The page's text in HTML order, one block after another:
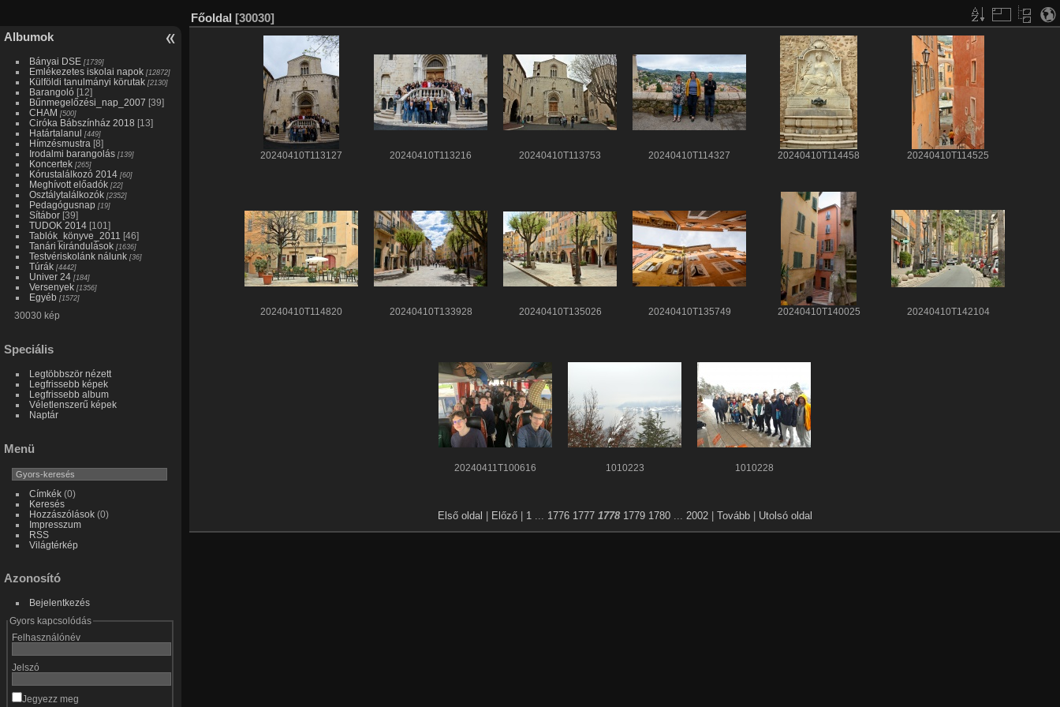
Albumok
Bányai DSE [1739]
Emlékezetes iskolai napok [12872]
Külföldi tanulmányi körutak [2130]
Barangoló [12]
Bűnmegelőzési_nap_2007 [39]
CHAM [500]
Ciróka Bábszínház 2018 [13]
Határtalanul [449]
Hímzésmustra [8]
Irodalmi barangolás [139]
Koncertek [265]
Kórustalálkozó 2014 [60]
Meghívott előadók [22]
Osztálytalálkozók [2352]
Pedagógusnap [19]
Sítábor [39]
TUDOK 2014 [101]
Tablók_könyve_2011 [46]
Tanári kirándulások [1636]
Testvériskolánk nálunk [36]
Túrák [4442]
Univer 24 [184]
Versenyek [1356]
Egyéb [1572]
30030 kép
Speciális
Legtöbbször nézett
Legfrissebb képek
Legfrissebb album
Véletlenszerű képek
Naptár
Menü
Címkék(0)
Keresés
Hozzászólások(0)
Impresszum
RSS
Világtérkép
Azonosító
Bejelentkezés
Gyors kapcsolódás
Felhasználónév
Jelszó
Jegyezz meg
Főoldal [30030]
20240410T113127 20240410T113216 20240410T113753 20240410T114327 20240410T114458 20240410T114525
20240410T114820 20240410T133928 20240410T135026 20240410T135749 20240410T140025 20240410T142104
20240411T100616 1010223 1010228
Első oldal Előző| 1... 1776 1777 1778 1779 1780... 2002 Tovább Utolsó oldal